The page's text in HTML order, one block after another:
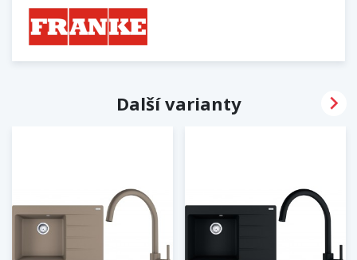
Další varianty 